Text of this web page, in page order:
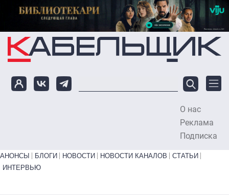
Перейти к основному содержанию
О нас
Реклама
Подписка
Primary links bottom
АНОНСЫ БЛОГИ НОВОСТИ НОВОСТИ КАНАЛОВ
СТАТЬИ
ИНТЕРВЬЮ